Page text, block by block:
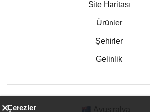
Site Haritası
Ürünler
Şehirler
Gelinlik
Çerezler